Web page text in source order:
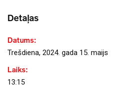
Detaļas
Datums:
Trešdiena, 2024. gada 15. maijs
Laiks:
13:15